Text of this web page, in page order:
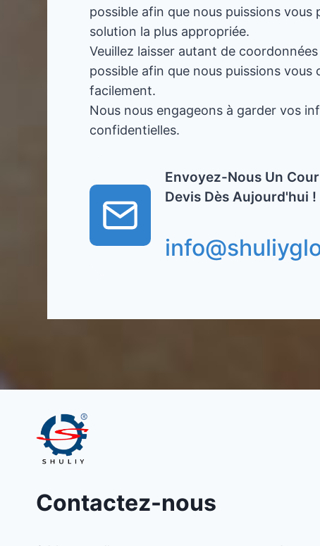
possible afin que nous puissions vous
solution la plus appropriée.
Veuillez laisser autant de
possible afin que nous puissions vous
facilement.
Nous nous engageons à garder vos
confidentielles.
Envoyez-Nous Un
Devis Dès Aujourd'hui !
Contactez-nous